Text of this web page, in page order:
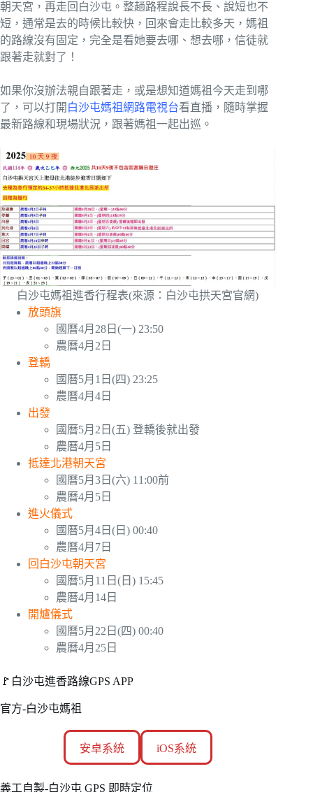
朝天宮，再走回白沙屯。整趟路程說長不長、說短也不
短，通常是去的時候比較快，回來會走比較多天，媽祖
的路線沒有固定，完全是看她要去哪、想去哪，信徒就
跟著走就對了！
如果你沒辦法親自跟著走，或是想知道媽祖今天走到哪
了，可以打開 白沙屯媽祖網路電視台看直播，隨時掌握
最新路線和現場狀況，跟著媽祖一起出巡。
白沙屯媽祖進香行程表(來源：白沙屯拱天宮官網)
放頭旗
國曆4月28日(一) 23:50
農曆4月2日
登轎
國曆5月1日(四) 23:25
農曆4月4日
出發
國曆5月2日(五) 登轎後就出發
農曆4月5日
抵達北港朝天宮
國曆5月3日(六) 11:00前
農曆4月5日
進火儀式
國曆5月4日(日) 00:40
農曆4月7日
回白沙屯朝天宮
國曆5月11日(日) 15:45
農曆4月14日
開爐儀式
國曆5月22日(四) 00:40
農曆4月25日
🚩白沙屯進香路線GPS APP
官方-白沙屯媽祖
安卓系統 iOS系統
義工自製-白沙屯 GPS 即時定位